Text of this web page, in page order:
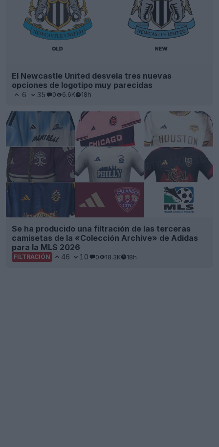
El Newcastle United desvela tres nuevas
opciones de logotipo muy parecidas
6 35 0 6.6K 18h
Se ha producido una filtración de las terceras
camisetas de la «Colección Archive» de Adidas
para la MLS 2026
FILTRACIÓN 46 10 0 18.3K 18h